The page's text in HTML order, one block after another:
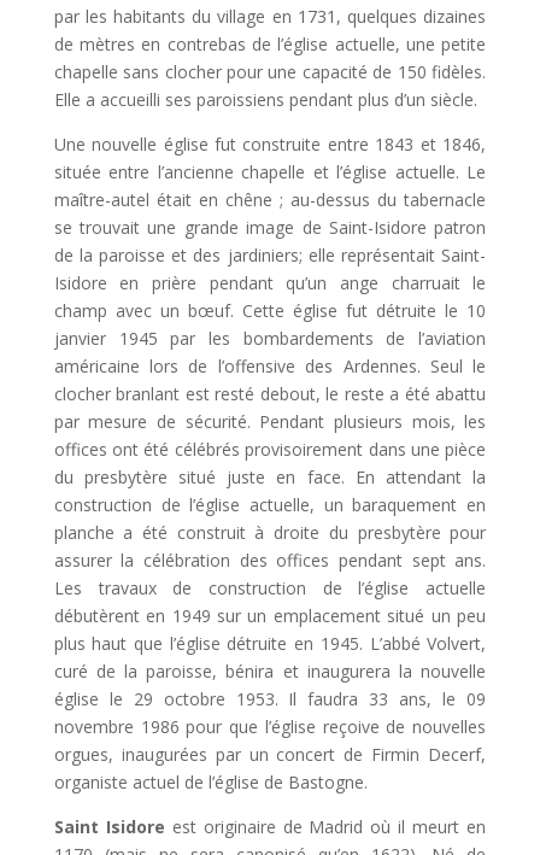
par les habitants du village en 1731, quelques dizaines
de mètres en contrebas de l’église actuelle, une petite
chapelle sans clocher pour une capacité de 150 fidèles.
Elle a accueilli ses paroissiens pendant plus d’un siècle.
Une nouvelle église fut construite entre 1843 et 1846,
située entre l’ancienne chapelle et l’église actuelle. Le
maître-autel était en chêne ; au-dessus du tabernacle
se trouvait une grande image de Saint-Isidore patron
de la paroisse et des jardiniers; elle représentait Saint-
Isidore en prière pendant qu’un ange charruait le
champ avec un bœuf. Cette église fut détruite le 10
janvier 1945 par les bombardements de l’aviation
américaine lors de l’offensive des Ardennes. Seul le
clocher branlant est resté debout, le reste a été abattu
par mesure de sécurité. Pendant plusieurs mois, les
offices ont été célébrés provisoirement dans une pièce
du presbytère situé juste en face. En attendant la
construction de l’église actuelle, un baraquement en
planche a été construit à droite du presbytère pour
assurer la célébration des offices pendant sept ans.
Les travaux de construction de l’église actuelle
débutèrent en 1949 sur un emplacement situé un peu
plus haut que l’église détruite en 1945. L’abbé Volvert,
curé de la paroisse, bénira et inaugurera la nouvelle
église le 29 octobre 1953. Il faudra 33 ans, le 09
novembre 1986 pour que l’église reçoive de nouvelles
orgues, inaugurées par un concert de Firmin Decerf,
organiste actuel de l’église de Bastogne.
Saint Isidore est originaire de Madrid où il meurt en